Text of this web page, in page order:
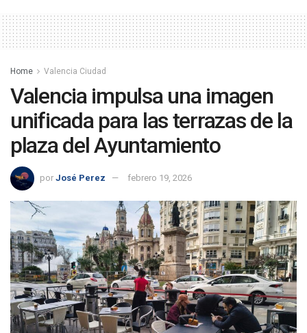
Home Valencia Ciudad
Valencia impulsa una imagen
unificada para las terrazas de la
plaza del Ayuntamiento
por José Perez febrero 19, 2026